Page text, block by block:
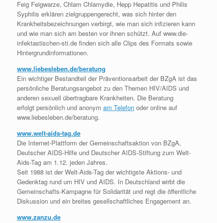
Feig Feigwarze, Chlam Chlamydie, Hepp Hepatitis und Philis
Syphilis erklären zielgruppengerecht, was sich hinter den
Krankheitsbezeichnungen verbirgt, wie man sich infizieren kann
und wie man sich am besten vor ihnen schützt. Auf www.die-
infektastischen-sti.de finden sich alle Clips des Formats sowie
Hintergrundinformationen.
www.liebesleben.de/beratung
Ein wichtiger Bestandteil der Präventionsarbeit der BZgA ist das
persönliche Beratungsangebot zu den Themen HIV/AIDS und
anderen sexuell übertragbare Krankheiten. Die Beratung
erfolgt persönlich und anonym am Telefon oder online auf
www.liebesleben.de/beratung.
www.welt-aids-tag.de
Die Internet-Plattform der Gemeinschaftsaktion von BZgA,
Deutscher AIDS-Hilfe und Deutscher AIDS-Stiftung zum Welt-
Aids-Tag am 1.12. jeden Jahres.
Seit 1988 ist der Welt-Aids-Tag der wichtigste Aktions- und
Gedenktag rund um HIV und AIDS. In Deutschland wirbt die
Gemeinschafts-Kampagne für Solidarität und regt die öffentliche
Diskussion und ein breites gesellschaftliches Engagement an.
www.zanzu.de